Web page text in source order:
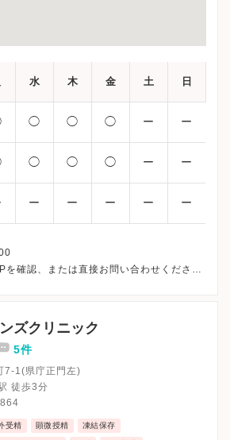
水 木 金 土 日
◯ ◯ ◯ ー ー
◯ ◯ ◯ ー ー
ー ー ー ー ー
確認、または直接お問い合わせくださ
ズクリニック
5件
7-1(県庁正門左)
徒歩3分
受精 顕微授精 凍結保存